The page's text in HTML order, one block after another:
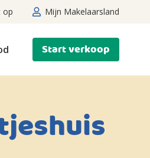
op Mijn Makelaarsland
Start verkoop